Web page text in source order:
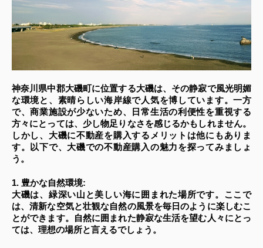
神奈川県中郡大磯町に位置する大磯は、その静寂で風光明媚
な環境と、素晴らしい海岸線で人気を博しています。一方
で、商業施設が少ないため、日常生活の利便性を重視する
方々にとっては、少し物足りなさを感じるかもしれません。
しかし、大磯に不動産を購入するメリットは他にもありま
す。以下で、大磯での不動産購入の魅力を探ってみましょ
う。
1. 豊かな自然環境:
大磯は、緑深い山と美しい海に囲まれた場所です。ここで
は、清新な空気と壮観な自然の風景を毎日のように楽しむこ
とができます。自然に囲まれた静寂な生活を望む人々にとっ
ては、理想の場所と言えるでしょう。